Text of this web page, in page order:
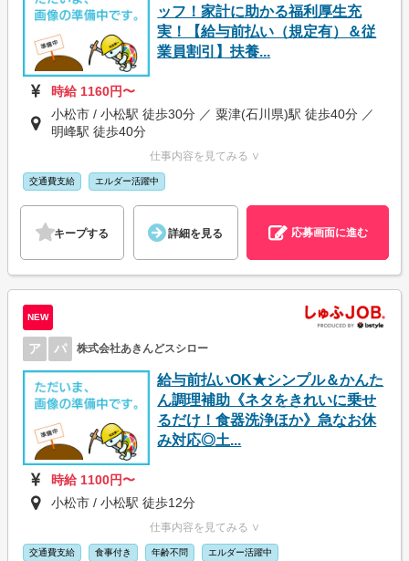
ッフ！家計に助かる福利厚生充
実！【給与前払い（規定有）＆従
業員割引】扶養...
時給 1160円〜
小松市 / 小松駅 徒歩30分 ／ 粟津(石川県)駅 徒歩40分 ／
明峰駅 徒歩40分
仕事内容を見てみる ∨
交通費支給 エルダー活躍中
キープする 詳細を見る 応募画面に進む
NEW
ア パ 株式会社あきんどスシロー
給与前払いOK★シンプル＆かんた
ん調理補助《ネタをきれいに乗せ
るだけ！食器洗浄ほか》急なお休
み対応◎土...
時給 1100円〜
小松市 / 小松駅 徒歩12分
仕事内容を見てみる ∨
交通費支給 食事付き 年齢不問 エルダー活躍中